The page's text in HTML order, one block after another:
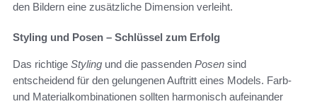
den Bildern eine zusätzliche Dimension verleiht.
Styling und Posen – Schlüssel zum Erfolg
Das richtige Styling und die passenden Posen sind
entscheidend für den gelungenen Auftritt eines Models. Farb-
und Materialkombinationen sollten harmonisch aufeinander